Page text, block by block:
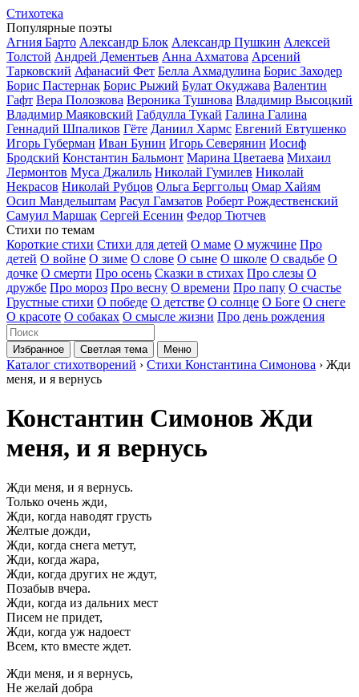
Стихотека
Популярные поэты
Агния Барто Александр Блок Александр Пушкин Алексей
Толстой Андрей Дементьев Анна Ахматова Арсений
Тарковский Афанасий Фет Белла Ахмадулина Борис Заходер
Борис Пастернак Борис Рыжий Булат Окуджава Валентин
Гафт Вера Полозкова Вероника Тушнова Владимир Высоцкий
Владимир Маяковский Габдулла Тукай Галина Галина
Геннадий Шпаликов Гёте Даниил Хармс Евгений Евтушенко
Игорь Губерман Иван Бунин Игорь Северянин Иосиф
Бродский Константин Бальмонт Марина Цветаева Михаил
Лермонтов Муса Джалиль Николай Гумилев Николай
Некрасов Николай Рубцов Ольга Берггольц Омар Хайям
Осип Мандельштам Расул Гамзатов Роберт Рождественский
Самуил Маршак Сергей Есенин Федор Тютчев
Стихи по темам
Короткие стихи Стихи для детей О маме О мужчине Про
детей О войне О зиме О слове О сыне О школе О свадьбе О
дочке О смерти Про осень Сказки в стихах Про слезы О
дружбе Про мороз Про весну О времени Про папу О счастье
Грустные стихи О победе О детстве О солнце О Боге О снеге
О красоте О собаках О смысле жизни Про день рождения
Избранное Светлая тема Меню
Каталог стихотворений › Стихи Константина Симонова › Жди
меня, и я вернусь
Константин Симонов Жди
меня, и я вернусь
Жди меня, и я вернусь.
Только очень жди,
Жди, когда наводят грусть
Желтые дожди,
Жди, когда снега метут,
Жди, когда жара,
Жди, когда других не ждут,
Позабыв вчера.
Жди, когда из дальних мест
Писем не придет,
Жди, когда уж надоест
Всем, кто вместе ждет.
Жди меня, и я вернусь,
Не желай добра